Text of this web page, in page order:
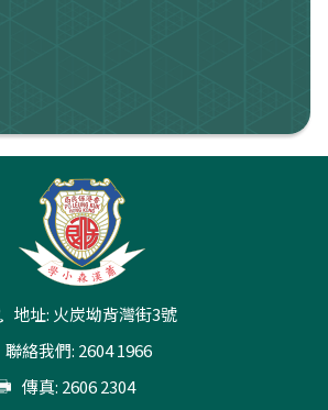
地址: 火炭坳背灣街3號
聯絡我們: 2604 1966
傳真: 2606 2304